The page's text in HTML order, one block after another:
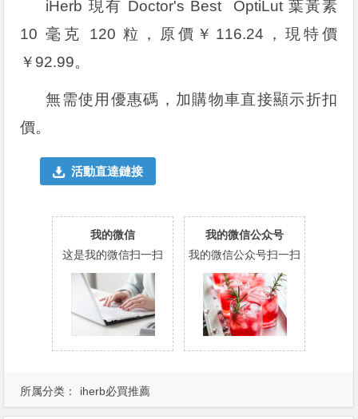
所属分类： iherb必買推薦
iHerb 現有 Doctor's Best OptiLut 葉黃素
10 毫克 120 粒，原價￥116.24，現特價
￥92.99。
無需使用優惠碼，加購物車直接顯示折扣
價。
活動直達鏈接
我的微信
这是我的微信扫一扫
我的微信公众号
我的微信公众号扫一扫